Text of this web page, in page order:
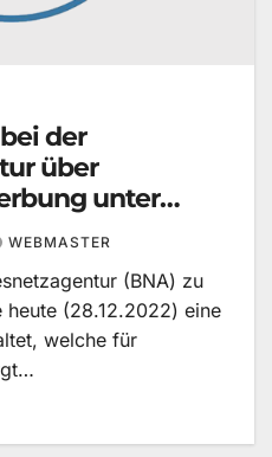
der
über
unter
03212
WEBMASTER
(BNA) zu
(28.12.2022) eine
welche für